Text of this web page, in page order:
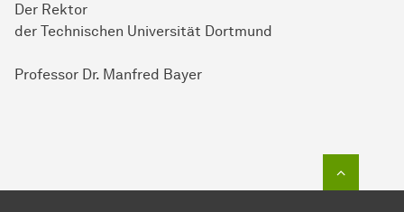
Der Rektor
der Technischen Universität Dortmund
Professor Dr. Manfred Bayer